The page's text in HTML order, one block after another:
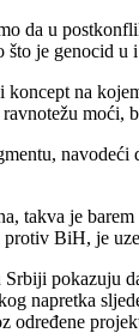
da u
je genocid
koncept na
takva je
BiH, je
pokazuju
napretka
određene